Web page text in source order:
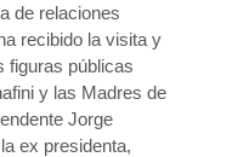
de relaciones
recibido la visita y
figuras públicas
y las Madres de
Jorge
ex presidenta,